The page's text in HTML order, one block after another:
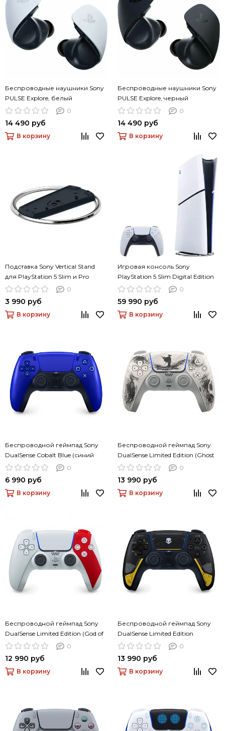
Беспроводные наушники Sony
PULSE Explore, белый
0
14 490 руб
В корзину
Беспроводные наушники Sony
PULSE Explore, черный
0
14 490 руб
В корзину
Подставка Sony Vertical Stand
для PlayStation 5 Slim и Pro
0
3 990 руб
В корзину
Игровая консоль Sony
PlayStation 5 Slim Digital Edition
1Tb, без дисковода, белый
0
59 990 руб
В корзину
Беспроводной геймпад Sony
DualSense Cobalt Blue (синий
кобальт)
0
6 990 руб
В корзину
Беспроводной геймпад Sony
DualSense Limited Edition (Ghost
of Yotei Black)
0
13 990 руб
В корзину
Беспроводной геймпад Sony
DualSense Limited Edition (God of
War 20th Anniversary)
0
12 990 руб
В корзину
Беспроводной геймпад Sony
DualSense Limited Edition
(Helldivers 2)
0
13 990 руб
В корзину